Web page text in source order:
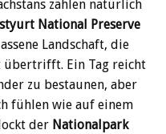
zählen natürlich
National Preserve
Landschaft, die
übertrifft. Ein Tag reicht
zu bestaunen, aber
fühlen wie auf einem
der Nationalpark